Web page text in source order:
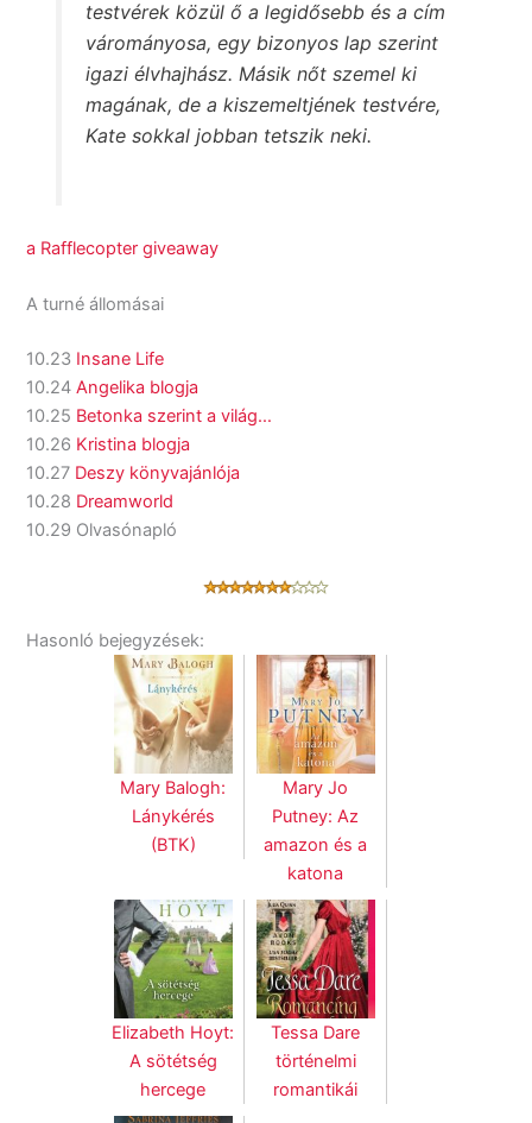
testvérek közül ő a legidősebb és a cím
várományosa, egy bizonyos lap szerint
igazi élvhajhász. Másik nőt szemel ki
magának, de a kiszemeltjének testvére,
Kate sokkal jobban tetszik neki.
a Rafflecopter giveaway
A turné állomásai
10.23 Insane Life
10.24Angelika blogja
10.25 Betonka szerint a világ…
10.26 Kristina blogja
10.27 Deszy könyvajánlója
10.28 Dreamworld
10.29 Olvasónapló
Hasonló bejegyzések:
Mary Balogh:
Lánykérés
(BTK)
Mary Jo
Putney: Az
amazon és a
katona
Elizabeth Hoyt:
A sötétség
hercege
Tessa Dare
történelmi
romantikái